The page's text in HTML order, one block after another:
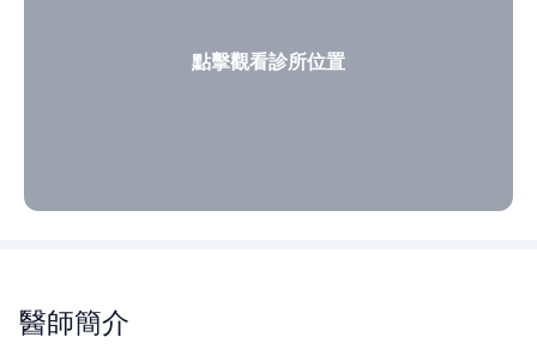
點擊觀看診所位置
醫師簡介